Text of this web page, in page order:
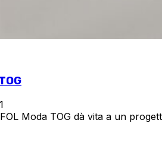
Moda TOG dà vita a un